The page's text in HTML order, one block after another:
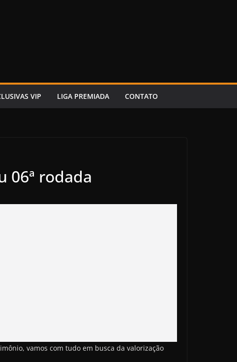
VIP LIGA PREMIADA CONTATO
06ª rodada
vamos com tudo em busca da valorização